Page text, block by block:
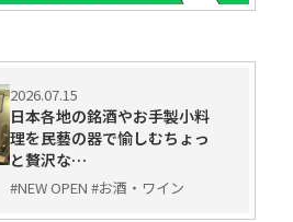
2026.07.15
日本各地の銘酒やお手製小料
理を民藝の器で愉しむちょっ
と贅沢な…
#NEW OPEN #お酒・ワイン